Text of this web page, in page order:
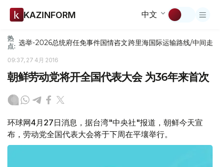
KAZINFORM 中文
热
点: 选举-2026总统府任免事件国情咨文跨里海国际运输路线/中间走廊
09:37, 27 4月 2016
朝鲜劳动党将开全国代表大会 为36年来首次
环球网4月27日消息，据台湾"中央社"报道，朝鲜今天宣
布，劳动党全国代表大会将于下周在平壤举行。